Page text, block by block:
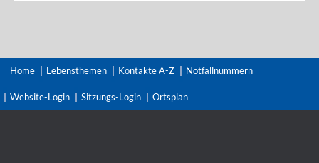
Home Lebensthemen Kontakte A-Z Notfallnummern
Website-Login Sitzungs-Login Ortsplan